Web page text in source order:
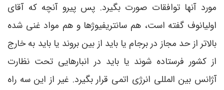
مورد آنها توافقات صورت بگیرد. پس پیرو آنچه که آقای
اولیانوف گفته است، هم سانتریفیوژها و هم مواد غنی شده
بالاتر از حد مجاز در برجام یا باید از بین بروند یا باید به خارج
از کشور فرستاده شوند یا باید در انبارهایی تحت نظارت
آژانس بین المللی انرژی اتمی قرار بگیرد. غیر از این سه راه